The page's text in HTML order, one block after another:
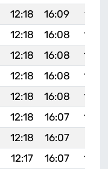
12:18 16:09
19:27
12:18 16:08
12:18 16:08
12:18 16:08
12:18 16:08
12:18 16:07
12:18 16:07
12:17 16:07